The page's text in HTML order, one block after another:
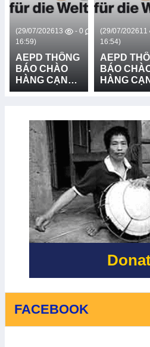
(29/07/2026
16:59)
13 - 0
AEPD THÔNG
BÁO CHÀO
HÀNG CẠNH
TRANH CUNG
THỐNG LOA
TRUYỀN
THANH - LẦN
(29/07/2026
16:54)
11
AEPD
BÁO
HÀNG
TRANH
CỨU HỘ VÀ
PHÒNG
CHỐNG
THIÊN TAI -
LẦN 2
FACEBOOK